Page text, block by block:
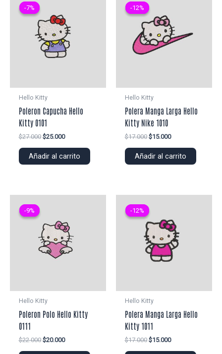
-7%
-7%
Hello Kitty
Poleron Capucha Hello
Kitty 0101
$27.000 El
original
$25.000El
actual
Añadir al carrito
-12%
-12%
Hello Kitty
Polera Manga Larga Hello
Kitty Nike 1010
$17.000 El
original
$15.000El
actual
Añadir al carrito
-9%
-9%
Hello Kitty
Poleron Polo Hello Kitty
0111
$22.000 El
$20.000El
-12%
-12%
Hello Kitty
Polera Manga Larga Hello
Kitty 1011
$17.000 El
$15.000El